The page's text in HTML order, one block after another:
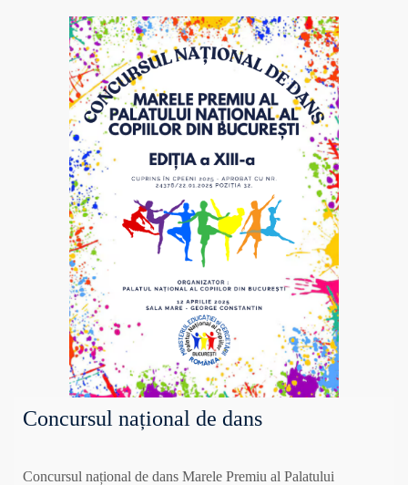
Concursul național de dans
Concursul național de dans Marele Premiu al Palatului